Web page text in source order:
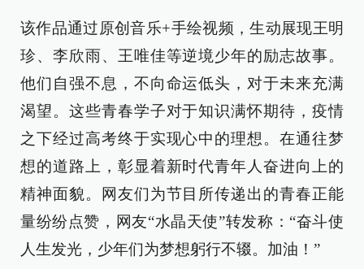
该作品通过原创音乐+手绘视频，生动展现王明
珍、李欣雨、王唯佳等逆境少年的励志故事。
他们自强不息，不向命运低头，对于未来充满
渴望。这些青春学子对于知识满怀期待，疫情
之下经过高考终于实现心中的理想。在通往梦
想的道路上，彰显着新时代青年人奋进向上的
精神面貌。网友们为节目所传递出的青春正能
量纷纷点赞，网友“水晶天使”转发称：“奋斗使
人生发光，少年们为梦想躬行不辍。加油！”